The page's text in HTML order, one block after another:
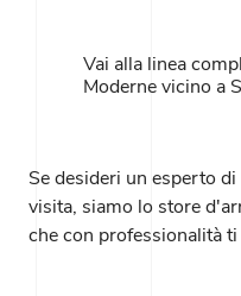
Vai alla linea
Moderne vicino a
Se desideri un esperto
visita, siamo lo store
che con professionalità